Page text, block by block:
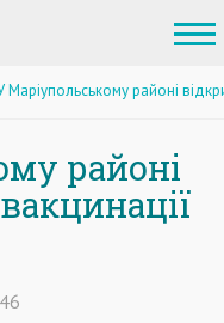
Маріупольському районі
районі